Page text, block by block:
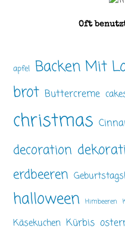
Oft
apfel Backen Mit
brot Buttercreme
christmas
decoration
erdbeeren
halloween Himbeeren
Käsekuchen Kürbis